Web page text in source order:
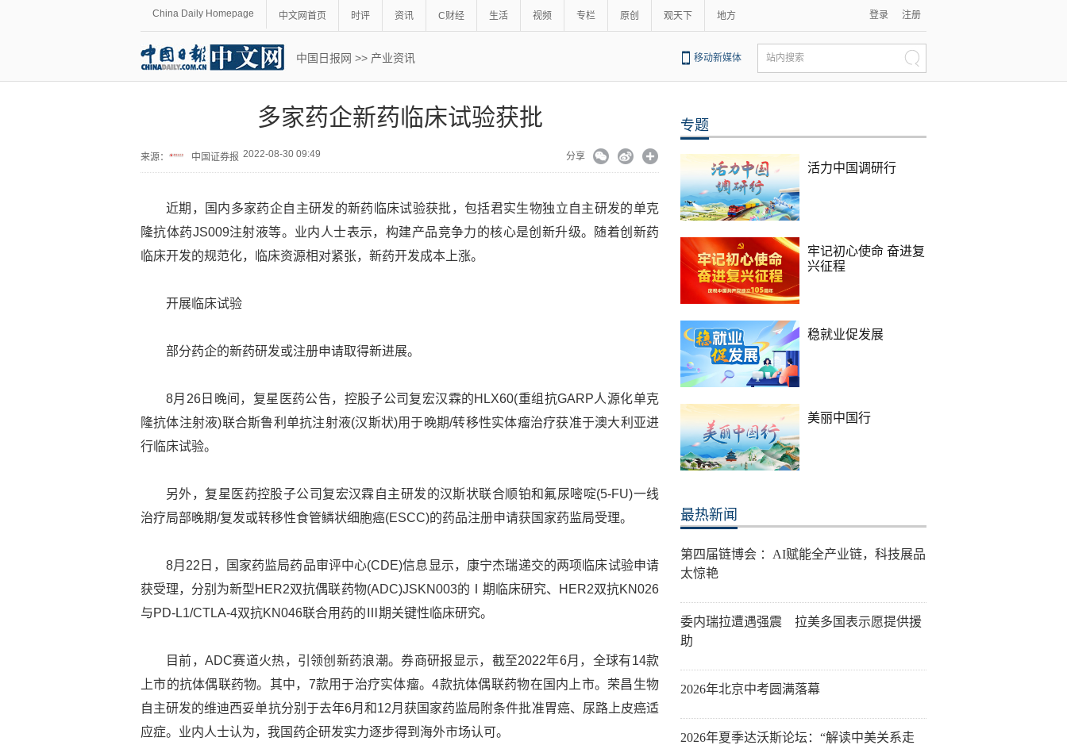
China Daily Homepage 中文网首页 时评 资讯 C财经 生活 视频 专栏 原创 观天下 地方 登录 注册
中国日报网 >> 产业资讯 移动新媒体 站内搜索
多家药企新药临床试验获批
来源： 中国证券报 2022-08-30 09:49 分享
近期，国内多家药企自主研发的新药临床试验获批，包括君实生物独立自主研发的单克
隆抗体药JS009注射液等。业内人士表示，构建产品竞争力的核心是创新升级。随着创新药
临床开发的规范化，临床资源相对紧张，新药开发成本上涨。
开展临床试验
部分药企的新药研发或注册申请取得新进展。
8月26日晚间，复星医药公告，控股子公司复宏汉霖的HLX60(重组抗GARP人源化单克
隆抗体注射液)联合斯鲁利单抗注射液(汉斯状)用于晚期/转移性实体瘤治疗获准于澳大利亚进
行临床试验。
另外，复星医药控股子公司复宏汉霖自主研发的汉斯状联合顺铂和氟尿嘧啶(5-FU)一线
治疗局部晚期/复发或转移性食管鳞状细胞癌(ESCC)的药品注册申请获国家药监局受理。
8月22日，国家药监局药品审评中心(CDE)信息显示，康宁杰瑞递交的两项临床试验申请
获受理，分别为新型HER2双抗偶联药物(ADC)JSKN003的Ⅰ期临床研究、HER2双抗KN026
与PD-L1/CTLA-4双抗KN046联合用药的Ⅲ期关键性临床研究。
目前，ADC赛道火热，引领创新药浪潮。券商研报显示，截至2022年6月，全球有14款
上市的抗体偶联药物。其中，7款用于治疗实体瘤。4款抗体偶联药物在国内上市。荣昌生物
自主研发的维迪西妥单抗分别于去年6月和12月获国家药监局附条件批准胃癌、尿路上皮癌适
应症。业内人士认为，我国药企研发实力逐步得到海外市场认可。
专题
活力中国调研行
牢记初心使命 奋进复
兴征程
稳就业促发展
美丽中国行
最热新闻
第四届链博会 ：AI赋能全产业链，科技展品
太惊艳
委内瑞拉遭遇强震 拉美多国表示愿提供援
助
2026年北京中考圆满落幕
2026年夏季达沃斯论坛：“解读中美关系走